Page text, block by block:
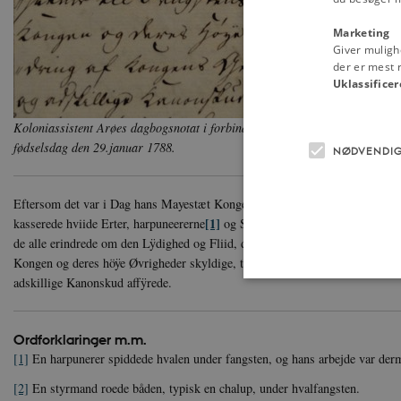
Koloniassistent Arøes dagbogsnotat i forbindelse med fejringen i
fødselsdag den 29.januar 1788.
Eftersom det var i Dag hans Mayestæt Kongens hoÿe Födsels Dag, blev
kasserede hviide Erter, harpuneererne[1] og Stÿrerne
blev desuden
de alle erindrede om den Lÿdighed og Fliid, de særdeles i henseende til
Kongen og deres höÿe Øvrigheder skyldige, til erindring af Kongens
adskillige Kanonskud affÿrede.
Ordforklaringer m.m.
[1] En harpunerer spiddede hvalen under fangsten, og hans arbejde var
[2] En styrmand roede båden, typisk en chalup, under hvalfangsten.
Marketing
Giver
der er mest
Hjemmesiden kan ikke
Navn